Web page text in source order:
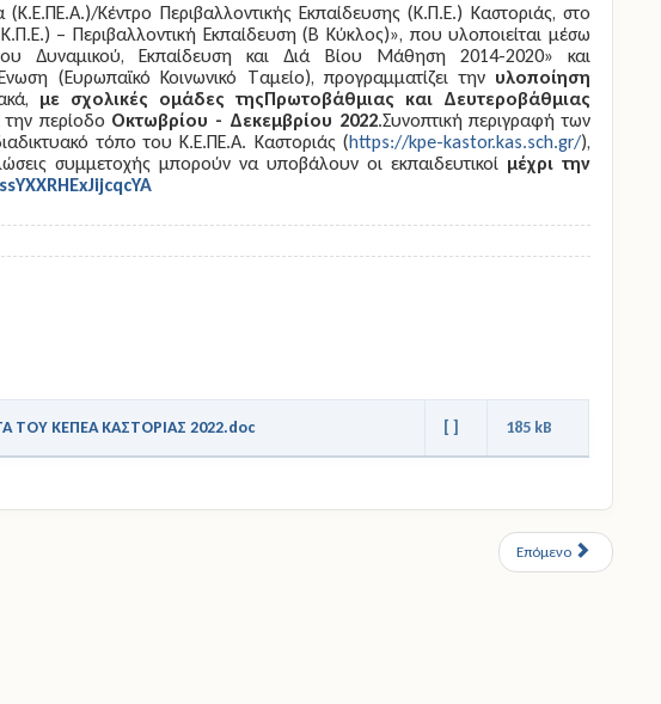
Κέντρο Περιβαλλοντικής Εκπαίδευσης (Κ.Π.Ε.) Καστοριάς, στο
– Περιβαλλοντική Εκπαίδευση (Β Κύκλος)», που υλοποιείται μέσω
Δυναμικού, Εκπαίδευση και Διά Βίου Μάθηση 2014-2020» και
(Ευρωπαϊκό Κοινωνικό Ταμείο), προγραμματίζει την υλοποίηση
με σχολικές ομάδες τηςΠρωτοβάθμιας και Δευτεροβάθμιας
την περίοδο Οκτωβρίου - Δεκεμβρίου 2022.Συνοπτική περιγραφή των
τόπο του Κ.Ε.ΠΕ.Α. Καστοριάς (https://kpe-kastor.kas.sch.gr/),
συμμετοχής μπορούν να υποβάλουν οι εκπαιδευτικοί μέχρι την
ΚΕΠΕΑ ΚΑΣΤΟΡΙΑΣ 2022.doc [ ] 185 kB
Επόμενο